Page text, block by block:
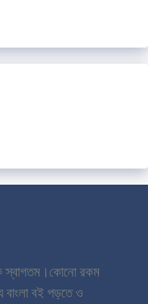
স্বাগতম।কোনো রকম
বাংলা বই পড়তে ও